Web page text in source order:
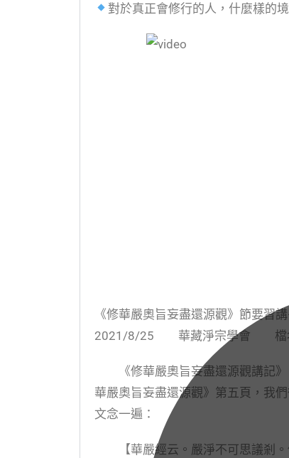
對於真正會修行的人，什麼樣的
《修華嚴奧旨妄盡還源觀》節
2021/8/25 華藏淨宗學會 檔名
《修華嚴奧旨妄盡還源觀講記》
華嚴奧旨妄盡還源觀》第五頁，我
文念一遍：
【華嚴經云。嚴淨不可思議剎。